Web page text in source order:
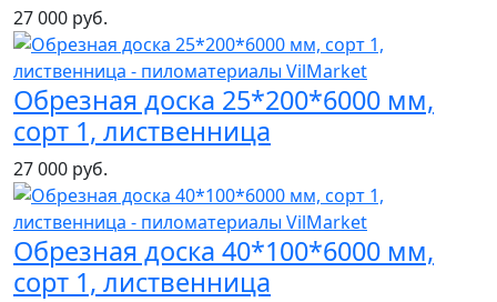
27 000 руб.
Обрезная доска 25*200*6000 мм,
сорт 1, лиственница
27 000 руб.
Обрезная доска 40*100*6000 мм,
сорт 1, лиственница